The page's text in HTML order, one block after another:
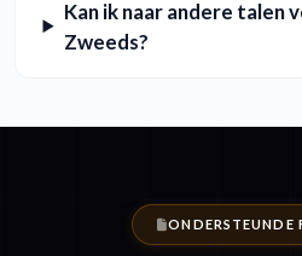
Kan ik naar andere talen
Zweeds?
ONDERSTEUNDE